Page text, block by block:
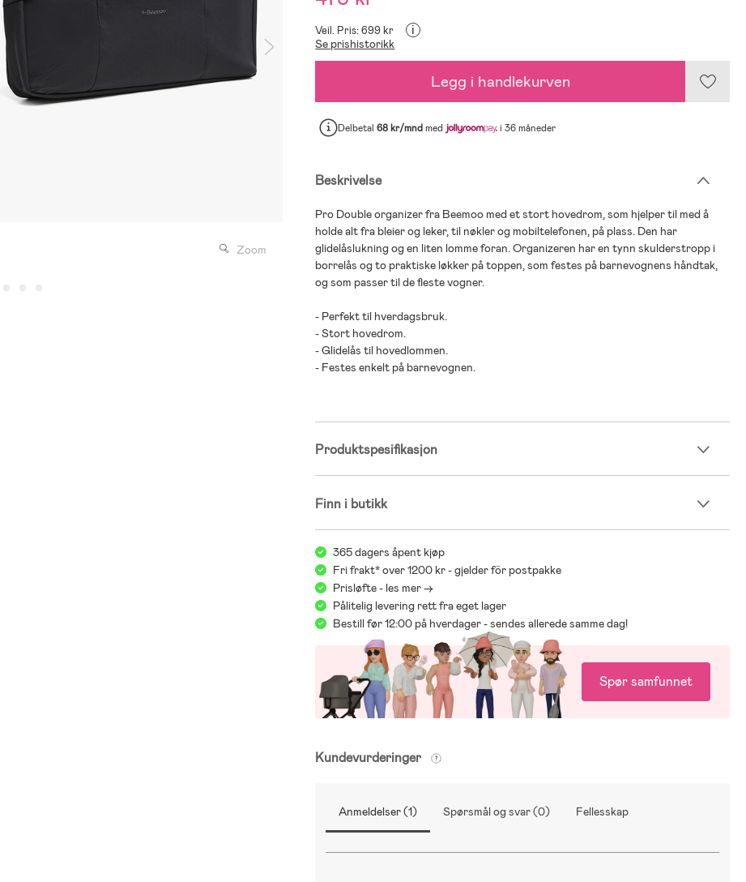
Zoom
Veil. Pris: 699 kr i
Se prishistorikk
Legg i handlekurven
Delbetal68 kr/mnd med i 36 måneder
Beskrivelse
Pro Double organizer fra Beemoo med et stort hovedrom, som hjelper til med å
holde alt fra bleier og leker, til nøkler og mobiltelefonen, på plass. Den har
glidelåslukning og en liten lomme foran. Organizeren har en tynn skulderstropp i
borrelås og to praktiske løkker på toppen, som festes på barnevognens håndtak,
og som passer til de fleste vogner.
- Perfekt til hverdagsbruk.
- Stort hovedrom.
- Glidelås til hovedlommen.
- Festes enkelt på barnevognen.
Produktspesifikasjon
Finn i butikk
365 dagers åpent kjøp
Fri frakt* over 1200 kr - gjelder för postpakke
Prisløfte - les mer ->
Pålitelig levering rett fra eget lager
Bestill før 12:00 på hverdager - sendes allerede samme dag!
Spør samfunnet
Kundevurderinger
Anmeldelser (1) Spørsmål og svar (0) Fellesskap